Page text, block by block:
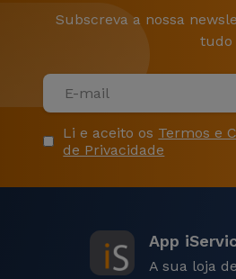
caraterizam-se ainda por
e por ter um design elegante.
Na Loja Online da iServices,
encontra oMacBook Air 13”
13” 2022com 3 anos de
acessível.
Os Macbooks recondicionados
recondicionados apple que
Subscreva a nossa
tudo
Li e aceito os Termos e
de Privacidade
App
A sua loja